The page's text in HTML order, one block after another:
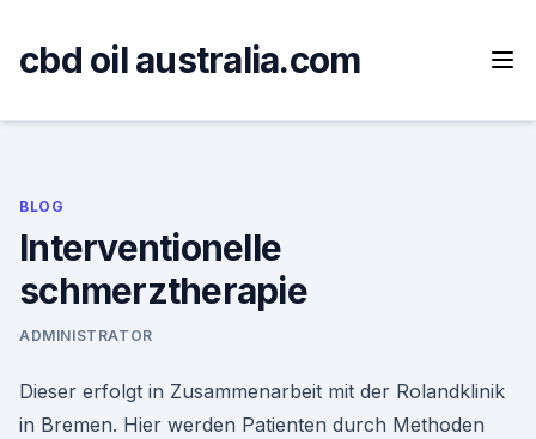
content
cbd oil australia.com
BLOG
Interventionelle
schmerztherapie
ADMINISTRATOR
Dieser erfolgt in Zusammenarbeit mit der Rolandklinik
in Bremen. Hier werden Patienten durch Methoden